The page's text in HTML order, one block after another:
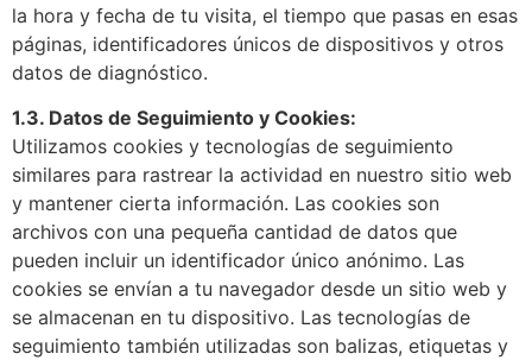
la hora y fecha de tu visita, el tiempo que pasas en esas
páginas, identificadores únicos de dispositivos y otros
datos de diagnóstico.
1.3. Datos de Seguimiento y Cookies:
Utilizamos cookies y tecnologías de seguimiento
similares para rastrear la actividad en nuestro sitio web
y mantener cierta información. Las cookies son
archivos con una pequeña cantidad de datos que
pueden incluir un identificador único anónimo. Las
cookies se envían a tu navegador desde un sitio web y
se almacenan en tu dispositivo. Las tecnologías de
seguimiento también utilizadas son balizas, etiquetas y